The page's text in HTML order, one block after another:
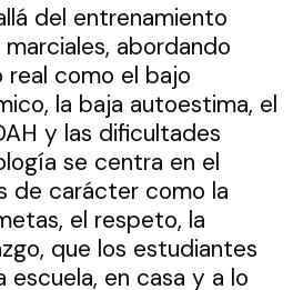
del entrenamiento
abordando
como el bajo
la baja autoestima, el
y las dificultades
se centra en el
de carácter como la
el respeto, la
que los estudiantes
escuela, en casa y a lo